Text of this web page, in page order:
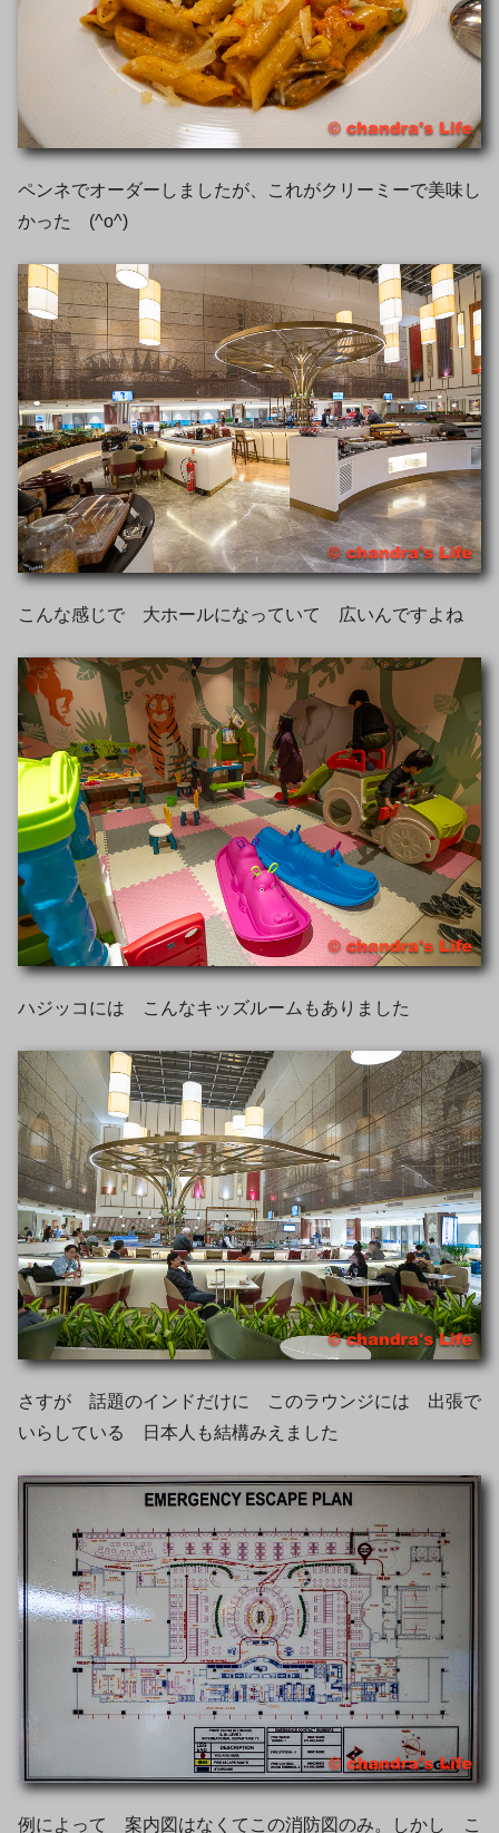
ペンネでオーダーしましたが、これがクリーミーで美味し
かった (^o^)
こんな感じで 大ホールになっていて 広いんですよね
ハジッコには こんなキッズルームもありました
さすが 話題のインドだけに このラウンジには 出張で
いらしている 日本人も結構みえました
例によって 案内図はなくてこの消防図のみ。しかし こ